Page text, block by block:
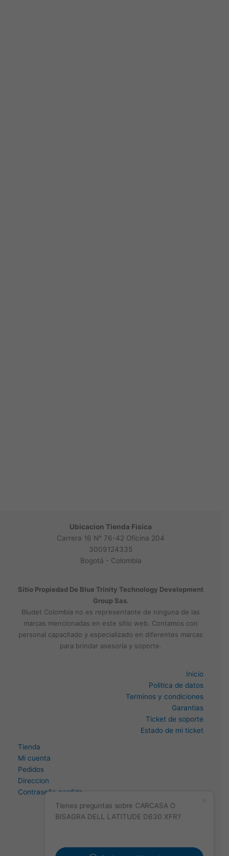
Ubicacion Tienda Fisica
Carrera 16 N° 76-42 Oficina 204
3009124335
Bogotá - Colombia
Sitio Propiedad De Blue Trinity Technology Development
Group Sas.
Bludet Colombia no es representante de ninguna de las
marcas mencionadas en este sitio web. Contamos con
personal capacitado y especializado en diferentes marcas
para brindar asesoría y soporte.
Inicio
Politica de datos
Terminos y condiciones
Garantias
Ticket de soporte
Estado de mi ticket
Tienda
Mi cuenta
Pedidos
Direccion
Contraseña perdida
Tienes preguntas sobre CARCASA O
BISAGRA DELL LATITUDE D630 XFR?